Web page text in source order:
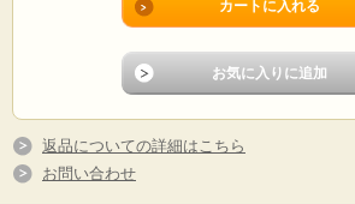
膝関節の不快感を持つ方の軟骨成分の分解を
歩行や階段の上り下りにおけるひざ関節の悩
告される、機能性関与成分N-アセチルグルコサ
サポート成分としてビタミンB1,B6.B12
立つ、歩く・動くために！膝
返品についての詳細はこちら
お問い合わせ